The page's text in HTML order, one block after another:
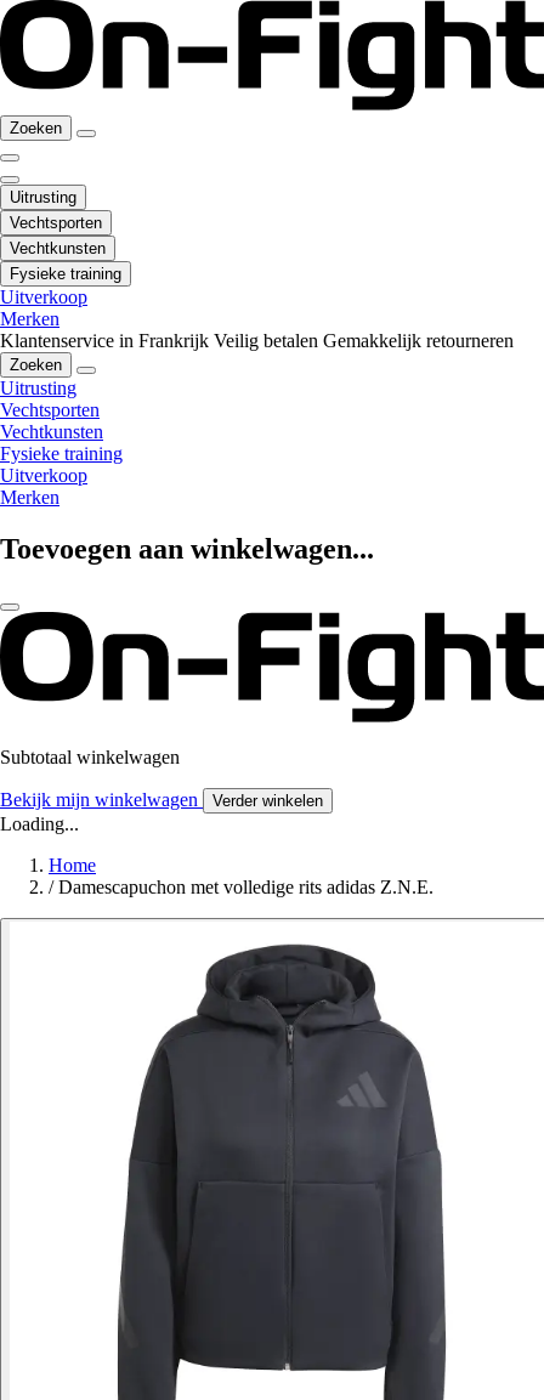
Zoeken
Uitrusting
Vechtsporten
Vechtkunsten
Fysieke training
Uitverkoop
Merken
Klantenservice in Frankrijk Veilig betalen Gemakkelijk retourneren
Zoeken
Uitrusting
Vechtsporten
Vechtkunsten
Fysieke training
Uitverkoop
Merken
Toevoegen aan winkelwagen...
Subtotaal winkelwagen
Bekijk mijn winkelwagen Verder winkelen
Loading...
Home
/ Damescapuchon met volledige rits adidas Z.N.E.